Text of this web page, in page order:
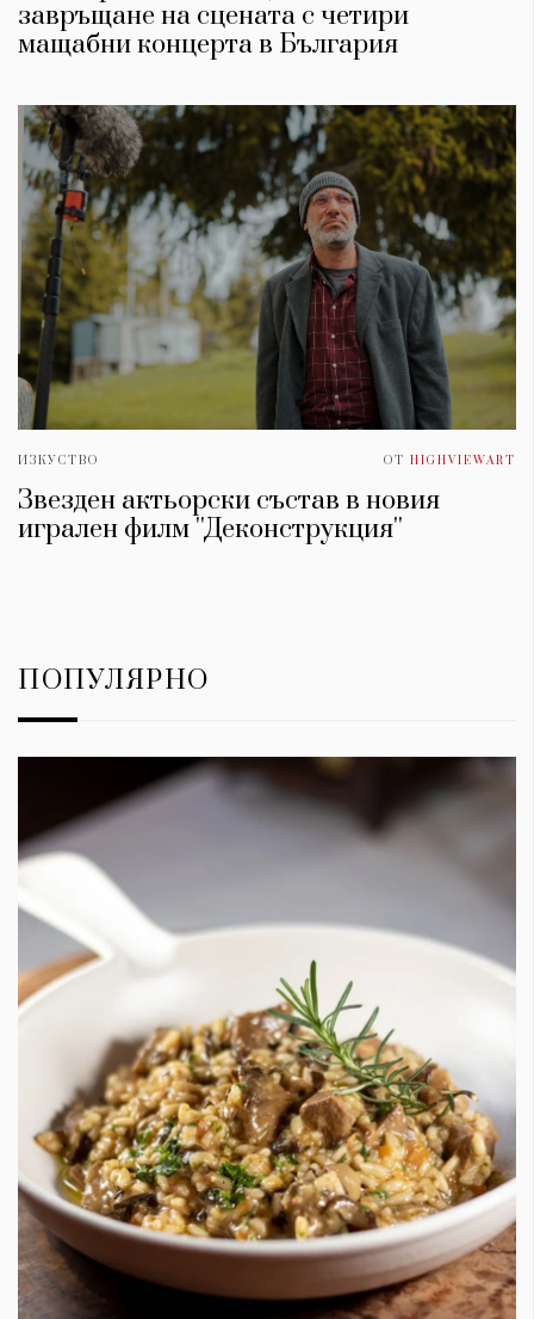
завръщане на сцената с четири
мащабни концерта в България
ИЗКУСТВО ОТ HIGHVIEWART
Звезден актьорски състав в новия
игрален филм ''Деконструкция''
ПОПУЛЯРНО